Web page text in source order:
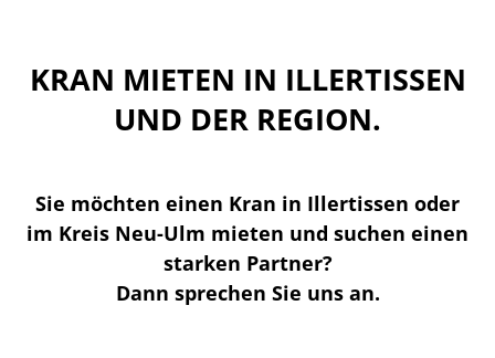
KRAN MIETEN IN ILLERTISSEN
UND DER REGION.
Sie möchten einen Kran in Illertissen oder
im Kreis Neu-Ulm mieten und suchen einen
starken Partner?
Dann sprechen Sie uns an.